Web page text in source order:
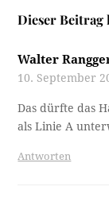
Dieser Beitrag
Walter
10. September
Das dürfte das
als Linie A
Antworten